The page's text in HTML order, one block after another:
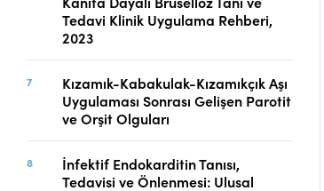
Tedavi Klinik Uygulama Rehberi,
2023
Kızamık-Kabakulak-Kızamıkçık Aşı
Uygulaması Sonrası Gelişen Parotit
ve Orşit Olguları
İnfektif Endokarditin Tanısı,
Tedavisi ve Önlenmesi: Ulusal